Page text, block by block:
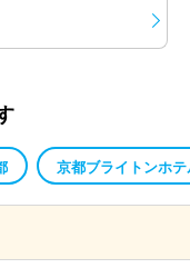
京都ブライトンホ